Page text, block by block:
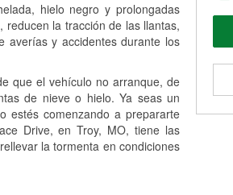
hielo negro y prolongadas
la tracción de las llantas,
averías y accidentes durante los
que el vehículo no arranque, de
de nieve o hielo. Ya seas un
estés comenzando a prepararte
Drive, en Troy, MO, tiene las
la tormenta en condiciones